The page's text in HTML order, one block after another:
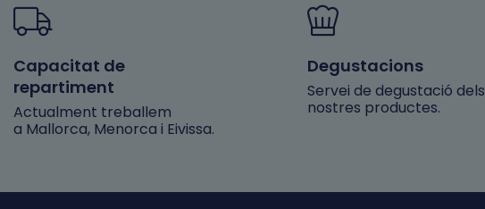
Capacitat de
repartiment
Actualment treballem
a Mallorca, Menorca i Eivissa.
Degustacions
Servei de degustació dels
nostres productes.